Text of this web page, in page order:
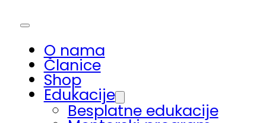
O nama
Članice
Shop
Edukacije
Besplatne edukacije